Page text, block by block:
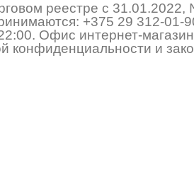
реестре с
+375 29 312-01-
Офис интернет-
конфиденциальности и